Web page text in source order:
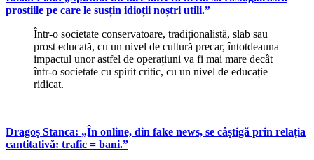
prostiile pe care le susțin idioții noștri utili.”
Într-o societate conservatoare, tradiționalistă, slab sau
prost educată, cu un nivel de cultură precar, întotdeauna
impactul unor astfel de operațiuni va fi mai mare decât
într-o societate cu spirit critic, cu un nivel de educație
ridicat.
Dragoș Stanca: „În online, din fake news, se câștigă prin relația
cantitativă: trafic = bani.”